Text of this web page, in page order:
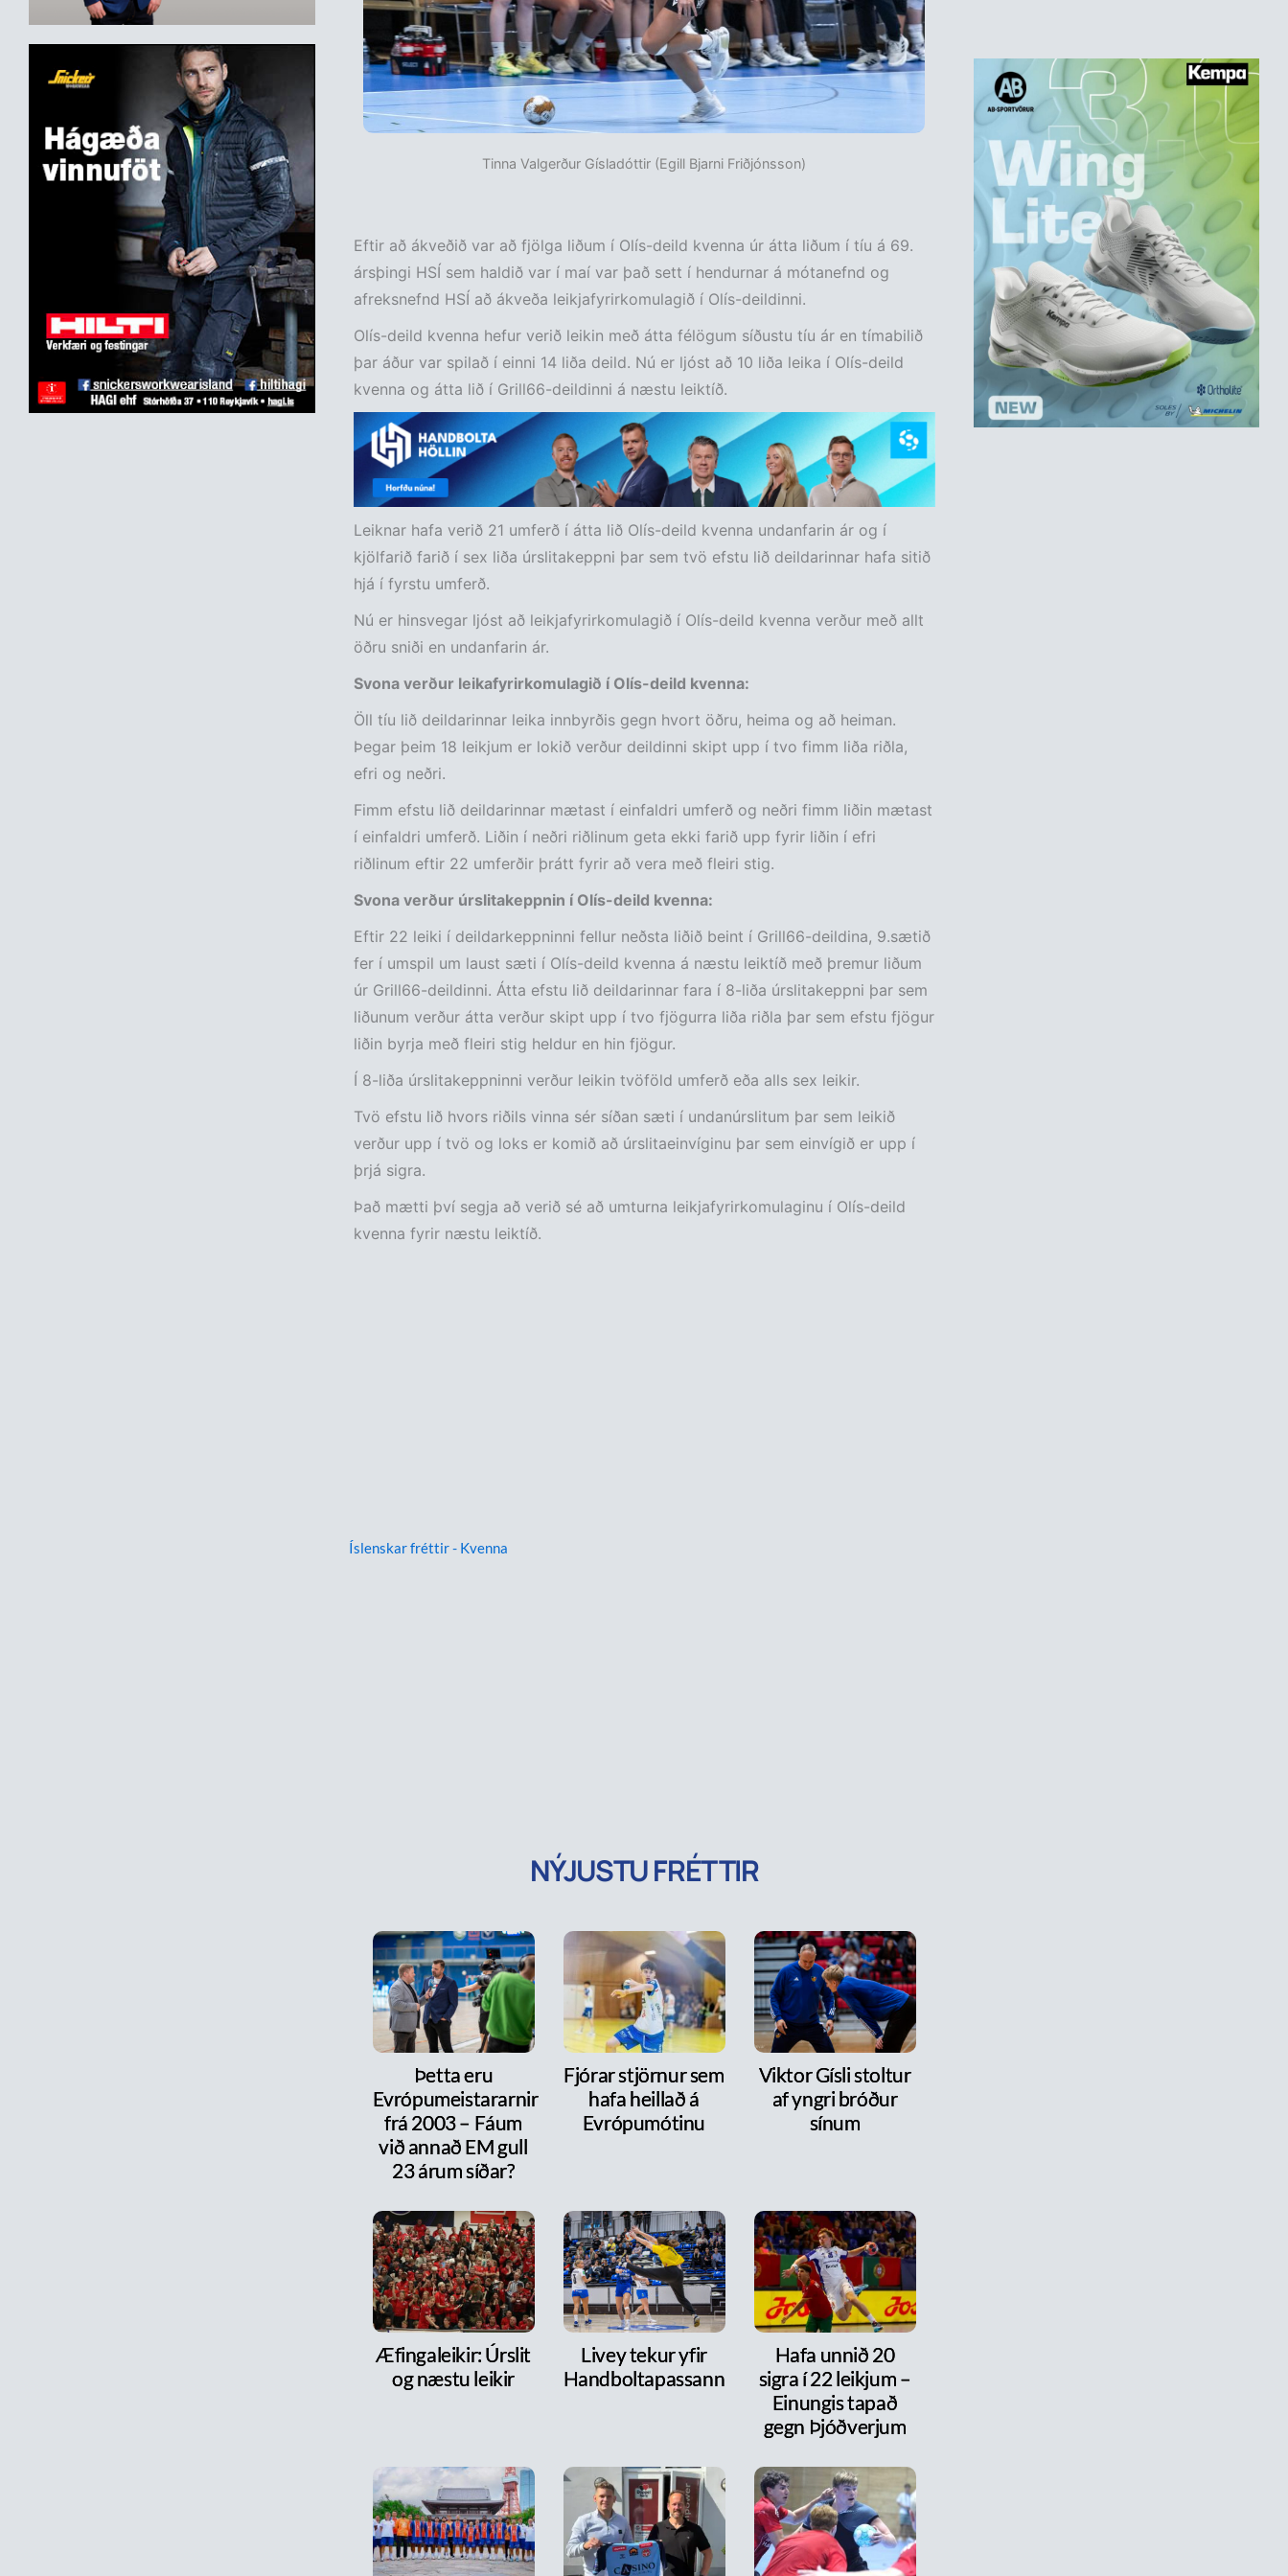
Tinna Valgerður Gísladóttir (Egill Bjarni Friðjónsson)
Eftir að ákveðið var að fjölga liðum í Olís-deild kvenna úr átta liðum í tíu á 69.
ársþingi HSÍ sem haldið var í maí var það sett í hendurnar á mótanefnd og
afreksnefnd HSÍ að ákveða leikjafyrirkomulagið í Olís-deildinni.
Olís-deild kvenna hefur verið leikin með átta félögum síðustu tíu ár en tímabilið
þar áður var spilað í einni 14 liða deild. Nú er ljóst að 10 liða leika í Olís-deild
kvenna og átta lið í Grill66-deildinni á næstu leiktíð.
Leiknar hafa verið 21 umferð í átta lið Olís-deild kvenna undanfarin ár og í
kjölfarið farið í sex liða úrslitakeppni þar sem tvö efstu lið deildarinnar hafa sitið
hjá í fyrstu umferð.
Nú er hinsvegar ljóst að leikjafyrirkomulagið í Olís-deild kvenna verður með allt
öðru sniði en undanfarin ár.
Svona verður leikafyrirkomulagið í Olís-deild kvenna:
Öll tíu lið deildarinnar leika innbyrðis gegn hvort öðru, heima og að heiman.
Þegar þeim 18 leikjum er lokið verður deildinni skipt upp í tvo fimm liða riðla,
efri og neðri.
Fimm efstu lið deildarinnar mætast í einfaldri umferð og neðri fimm liðin mætast
í einfaldri umferð. Liðin í neðri riðlinum geta ekki farið upp fyrir liðin í efri
riðlinum eftir 22 umferðir þrátt fyrir að vera með fleiri stig.
Svona verður úrslitakeppnin í Olís-deild kvenna:
Eftir 22 leiki í deildarkeppninni fellur neðsta liðið beint í Grill66-deildina, 9.sætið
fer í umspil um laust sæti í Olís-deild kvenna á næstu leiktíð með þremur liðum
úr Grill66-deildinni. Átta efstu lið deildarinnar fara í 8-liða úrslitakeppni þar sem
liðunum verður átta verður skipt upp í tvo fjögurra liða riðla þar sem efstu fjögur
liðin byrja með fleiri stig heldur en hin fjögur.
Í 8-liða úrslitakeppninni verður leikin tvöföld umferð eða alls sex leikir.
Tvö efstu lið hvors riðils vinna sér síðan sæti í undanúrslitum þar sem leikið
verður upp í tvö og loks er komið að úrslitaeinvíginu þar sem einvígið er upp í
þrjá sigra.
Það mætti því segja að verið sé að umturna leikjafyrirkomulaginu í Olís-deild
kvenna fyrir næstu leiktíð.
Íslenskar fréttir - Kvenna
NÝJUSTU FRÉTTIR
Þetta eru
Evrópumeistararnir
frá 2003 – Fáum
við annað EM gull
23 árum síðar?
Fjórar stjörnur sem
hafa heillað á
Evrópumótinu
Viktor Gísli stoltur
af yngri bróður
sínum
Æfingaleikir: Úrslit
og næstu leikir
Livey tekur yfir
Handboltapassann
Hafa unnið 20
sigra í 22 leikjum –
Einungis tapað
gegn Þjóðverjum